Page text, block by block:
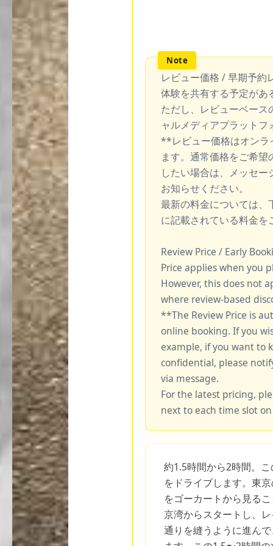
レビュー価格 / 早期予約
体験を共有する予定があ
ただし、レビューベー
ャルメディアプラット
**レビュー価格はオンラ
ます。通常価格をご希
したい場合は、メッセ
お知らせください。
最新の料金については、
に記載されている料金を
Review Price / Early
Price applies when you
However, this does not
where review-based
**The Review Price is
online booking. If you
example, if you want to
confidential, please
via message.
For the latest pricing,
next to each time slot
約1.5時間から2時間。
をドライブします。東
をゴーカートから見る
京湾からスタートし、
通りを縫うように進ん